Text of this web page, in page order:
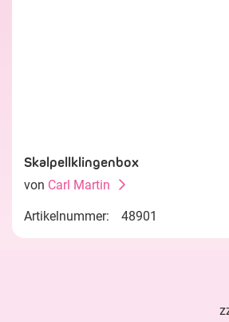
Skalpellklingenbox
von Carl Martin
Artikelnummer: 48901